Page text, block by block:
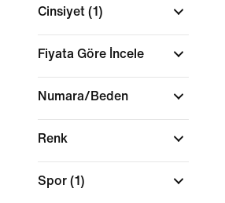
Cinsiyet (1)
Fiyata Göre İncele
Numara/Beden
Renk
Spor (1)